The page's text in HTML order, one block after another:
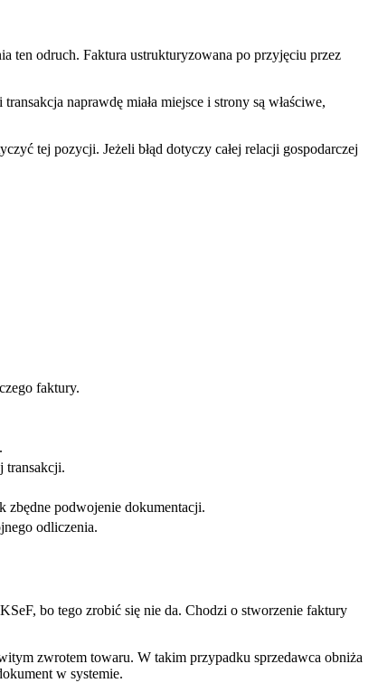
ten odruch. Faktura ustrukturyzowana po przyjęciu przez
naprawdę miała miejsce i strony są właściwe,
tej pozycji. Jeżeli błąd dotyczy całej relacji gospodarczej
faktury.
transakcji.
zbędne podwojenie dokumentacji.
odliczenia.
bo tego zrobić się nie da. Chodzi o stworzenie faktury
zwrotem towaru. W takim przypadku sprzedawca obniża
w systemie.